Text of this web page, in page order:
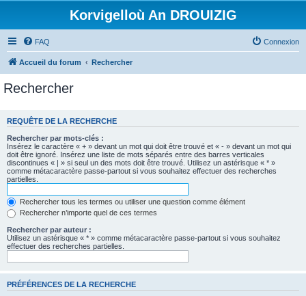
Korvigelloù An DROUIZIG
FAQ Connexion
Accueil du forum Rechercher
Rechercher
REQUÊTE DE LA RECHERCHE
Rechercher par mots-clés :
Insérez le caractère « + » devant un mot qui doit être trouvé et « - » devant un mot qui
doit être ignoré. Insérez une liste de mots séparés entre des barres verticales
discontinues « | » si seul un des mots doit être trouvé. Utilisez un astérisque « * »
comme métacaractère passe-partout si vous souhaitez effectuer des recherches
partielles.
Rechercher tous les termes ou utiliser une question comme élément
Rechercher n’importe quel de ces termes
Rechercher par auteur :
Utilisez un astérisque « * » comme métacaractère passe-partout si vous souhaitez
effectuer des recherches partielles.
PRÉFÉRENCES DE LA RECHERCHE